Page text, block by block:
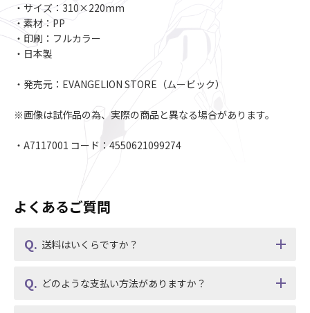
・サイズ：310×220mm
・素材：PP
・印刷：フルカラー
・日本製
・発売元：EVANGELION STORE（ムービック）
※画像は試作品の為、実際の商品と異なる場合があります。
・A7117001 コード：4550621099274
よくあるご質問
送料はいくらですか？
どのような支払い方法がありますか？